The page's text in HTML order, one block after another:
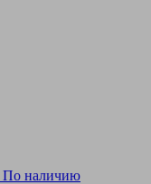
По наличию